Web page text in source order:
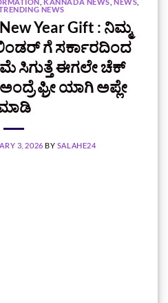
NEWS
Year Gift : ನಿಮ್ಮ
ಗೆ ಸರ್ಕಾರದಿಂದ
ಸಿಗುತ್ತೆ ಈಗಲೇ ಚೆಕ್‌
ಫ್ರೀ ಯಾಗಿ ಅಪ್ಲೇ
3, 2026 BY SALAHE24